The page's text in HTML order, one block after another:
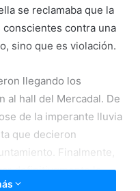
se reclamaba que la
contra una
sino que es violación.
llegando los
al hall del Mercadal. De
de la imperante lluvia
que decieron
Finalmente,
definitivqmente la